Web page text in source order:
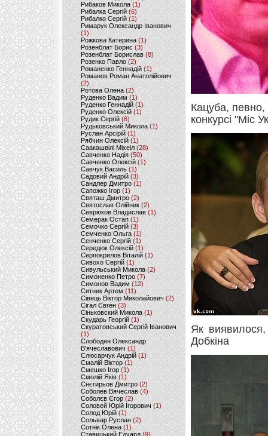
Рибаков Микола(1)
Рибалка Сергій (6)
Рибалко Сергій (1)
Римарук Олександр Іванович
(1)
Рожкова Катерина(1)
Розенблат Борис (3)
Розенблат Борислав (8)
Розенко Павло (2)
Романенко Геннадій (1)
Романов Роман Анатолійович
(2)
Ротова Олена(2)
Руденко Вадим (1)
Руденко Геннадій (1)
Руденко Олексій(1)
Рудик Сергій(6)
Рудьковський Микола (1)
Руслан Арсірій(1)
Рябчин Олексій (1)
Саакашвілі Міхеіл(28)
Савченко Надія (50)
Савченко Олексій(1)
Савчук Василь (1)
Садовий Андрій (3)
Сандлер Дмитро(1)
Сапожко Ігор(1)
Святаш Дмитро (2)
Святослав Олійник (2)
Севрюков Владислав (1)
Семерак Остап (1)
Семочко Сергій (3)
Семченко Ольга (1)
Сенченко Сергій(1)
Середюк Олексій(1)
Серпокрилов Віталій(1)
Сивохо Сергій(1)
Сивульський Микола(2)
Симоненко Петро(7)
Симонов Вадим (12)
Ситник Артем(11)
Сівець Віктор Миколайович(2)
Сігал Євген (3)
Сіньковский Микола(1)
Скударь Георгій (1)
Скуратовський Сергій Іванович
(1)
Слободян Олександр
В'ячеславович(1)
Слюсарчук Андрій(1)
Смалій Віктор (1)
Смешко Ігор (1)
Смолій Яків (1)
Снєгирьов Дмитро (2)
Соболев Вячеслав (4)
Соболєв Єгор(2)
Соловей Юрій Ігорович (1)
Солод Юрій (1)
Сольвар Руслан (2)
Сотнік Олена(1)
Ставицький Едуард (9)
Кацуба, певно,
конкурсі "Міс
Як
Добкіна